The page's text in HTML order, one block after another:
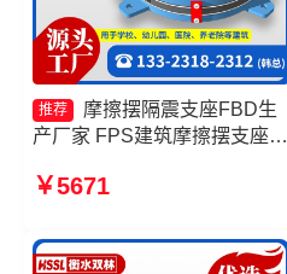
推荐
摩擦摆隔震支座FBD生
产厂家 FPS建筑摩擦摆支座厂
摩擦摆隔震支座FPSII-3000-
￥5671